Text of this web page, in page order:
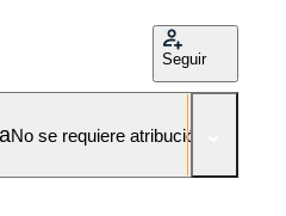
Seguir
No se requiere atribución!